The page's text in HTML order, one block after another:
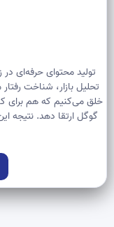
تولید محتوای حرفه‌ای
تحلیل بازار، شناخت
خلق می‌کنیم که هم برای
گوگل ارتقا دهد. نتیجه